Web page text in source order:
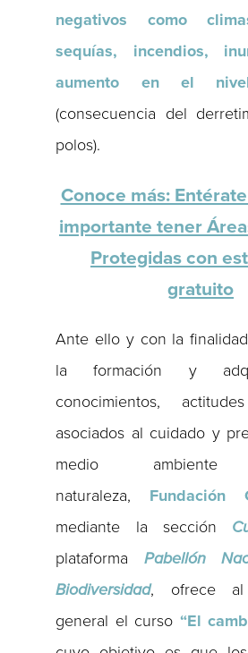
negativos como
sequías, incendios,
aumento en el
(consecuencia del
polos).
Conoce más:
importante tener
Protegidas con
gratuito
Ante ello y con la
la formación y
conocimientos,
asociados al cuidado y
medio
naturaleza, Fundación
mediante la sección
plataforma Pabellón
Biodiversidad, ofrece
general el curso “El